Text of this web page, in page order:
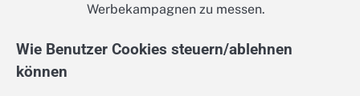
Werbekampagnen zu messen.
Wie Benutzer Cookies steuern/ablehnen
können